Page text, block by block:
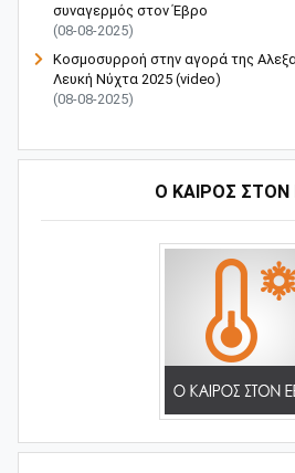
συναγερμός στον Έβρο
(08-08-2025)
Κοσμοσυρροή στην αγορά της
Λευκή Νύχτα 2025 (video)
(08-08-2025)
Ο ΚΑΙΡΟΣ ΣΤΟΝ